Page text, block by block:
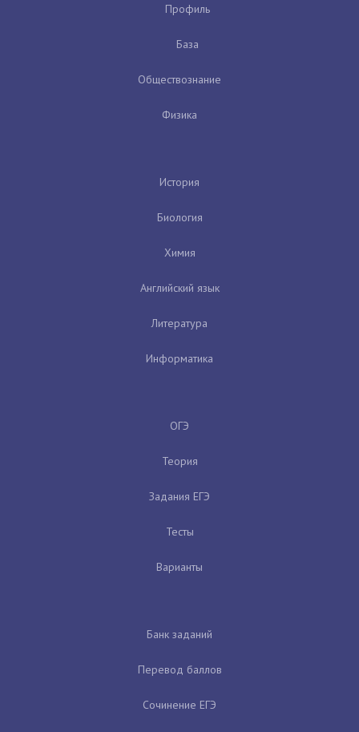
Профиль
База
Обществознание
Физика
История
Биология
Химия
Английский язык
Литература
Информатика
ОГЭ
Теория
Задания ЕГЭ
Тесты
Варианты
Банк заданий
Перевод баллов
Сочинение ЕГЭ